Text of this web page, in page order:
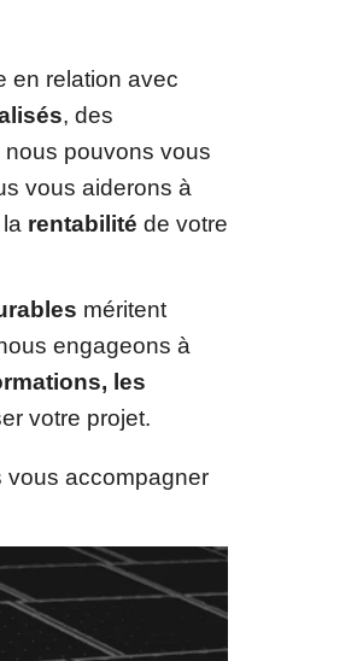
en relation avec
, des
nous pouvons vous
vous aiderons à
rentabilité de votre
méritent
engageons à
les
votre projet.
vous accompagner